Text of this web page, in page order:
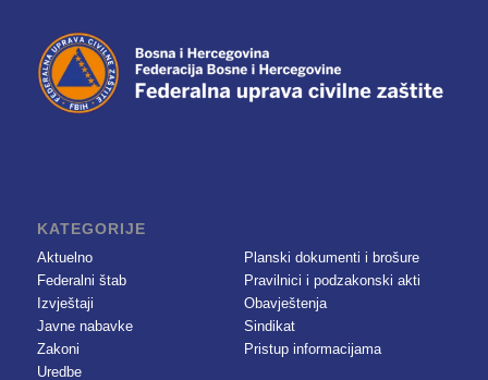
KATEGORIJE
Aktuelno
Federalni štab
Izvještaji
Javne nabavke
Zakoni
Uredbe
Planski dokumenti i brošure
Pravilnici i podzakonski akti
Obavještenja
Sindikat
Pristup informacijama